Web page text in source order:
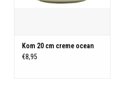
Kom 20 cm creme ocean
€8,95